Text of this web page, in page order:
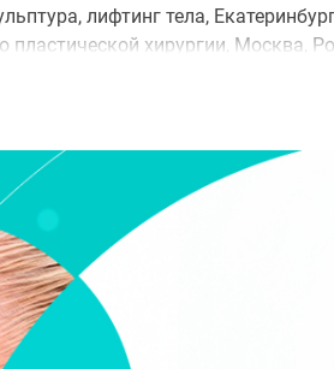
лифтинг тела,
хирургии, Москва,
омоложение лица,
Хирургов. Ереван, Армения
Россия
(MCGHAN ), Москва, Россия
интенсивные курсы по
Египет
пластической
и CUI), Севан, Армения